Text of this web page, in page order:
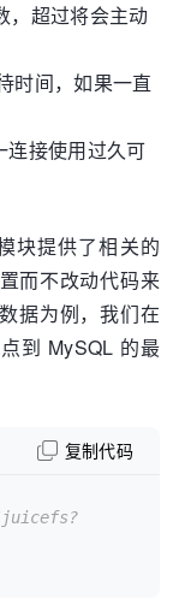
，超过将会主动
时间，如果一直
连接使用过久可
块提供了相关的
而不改动代码来
据为例，我们在
到 MySQL 的最
复制代码